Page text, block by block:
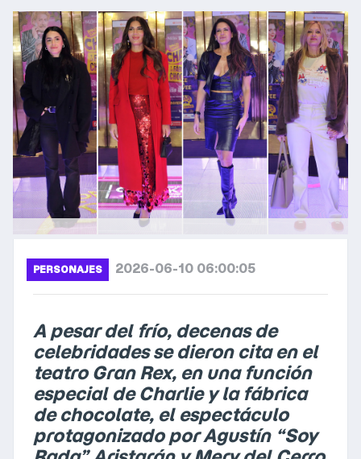
PERSONAJES 2026-06-10 06:00:05
A pesar del frío, decenas de
celebridades se dieron cita en el
teatro Gran Rex, en una función
especial de Charlie y la fábrica
de chocolate, el espectáculo
protagonizado por Agustín “Soy